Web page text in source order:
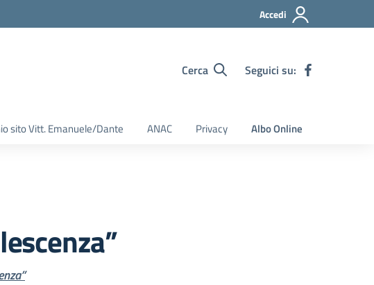
Accedi
Cerca Seguici su:
sito Vitt. Emanuele/Dante ANAC Privacy Albo Online